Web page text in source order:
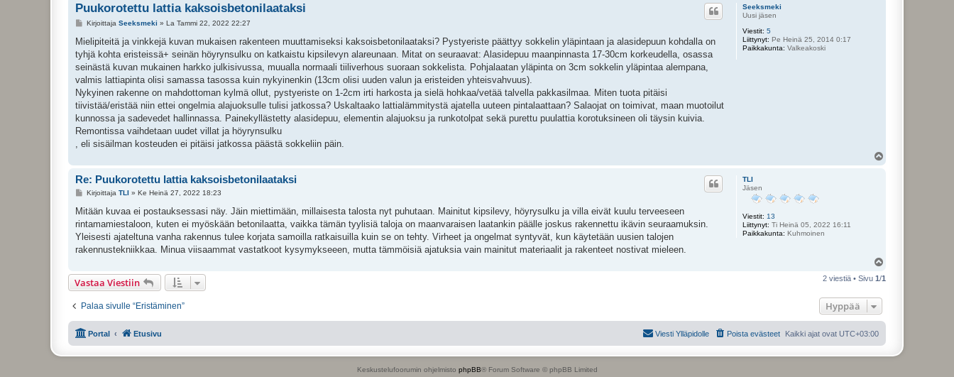
Seeksmeki
Uusi jäsen
Viestit: 5
Liittynyt: Pe Heinä 25, 2014 0:17
Paikkakunta: Valkeakoski
Puukorotettu lattia kaksoisbetonilaataksi
V
e
t
i
Kirjoittaja Seeksmeki » La Tammi 22, 2022 22:27
Mielipiteitä ja vinkkejä kuvan mukaisen rakenteen muuttamiseksi kaksoisbetonilaataksi? Pystyeriste päättyy sokkelin yläpintaan ja alasidepuun kohdalla on
tyhjä kohta eristeissä+ seinän höyrynsulku on katkaistu kipsilevyn alareunaan. Mitat on seuraavat: Alasidepuu maanpinnasta 17-30cm korkeudella, osassa
seinästä kuvan mukainen harkko julkisivussa, muualla normaali tiiliverhous suoraan sokkelista. Pohjalaatan yläpinta on 3cm sokkelin yläpintaa alempana,
valmis lattiapinta olisi samassa tasossa kuin nykyinenkin (13cm olisi uuden valun ja eristeiden yhteisvahvuus).
Nykyinen rakenne on mahdottoman kylmä ollut, pystyeriste on 1-2cm irti harkosta ja sielä hohkaa/vetää talvella pakkasilmaa. Miten tuota pitäisi
tiivistää/eristää niin ettei ongelmia alajuoksulle tulisi jatkossa? Uskaltaako lattialämmitystä ajatella uuteen pintalaattaan? Salaojat on toimivat, maan muotoilut
kunnossa ja sadevedet hallinnassa. Painekyllästetty alasidepuu, elementin alajuoksu ja runkotolpat sekä purettu puulattia korotuksineen oli täysin kuivia.
Remontissa vaihdetaan uudet villat ja höyrynsulku
, eli sisäilman kosteuden ei pitäisi jatkossa päästä sokkeliin päin.
TLI
Jäsen
Viestit: 13
Liittynyt: Ti Heinä 05, 2022 16:11
Paikkakunta: Kuhmoinen
Re: Puukorotettu lattia kaksoisbetonilaataksi
V
e
t
i
Kirjoittaja TLI» Ke Heinä 27, 2022 18:23
Mitään kuvaa ei postauksessasi näy. Jäin miettimään, millaisesta talosta nyt puhutaan. Mainitut kipsilevy, höyrysulku ja villa eivät kuulu terveeseen
rintamamiestaloon, kuten ei myöskään betonilaatta, vaikka tämän tyylisiä taloja on maanvaraisen laatankin päälle joskus rakennettu ikävin seuraamuksin.
Yleisesti ajateltuna vanha rakennus tulee korjata samoilla ratkaisuilla kuin se on tehty. Virheet ja ongelmat syntyvät, kun käytetään uusien talojen
rakennustekniikkaa. Minua viisaammat vastatkoot kysymykseeen, mutta tämmöisiä ajatuksia vain mainitut materiaalit ja rakenteet nostivat mieleen.
ö
Vastaa Viestiin 2 viestiä • Sivu 1/1
Palaa sivulle “Eristäminen” Hyppää
Portal Etusivu Kaikki ajat ovat UTC+03:00
Poista evästeet
Viesti Ylläpidolle
Keskustelufoorumin ohjelmisto phpBB® Forum Software © phpBB Limited